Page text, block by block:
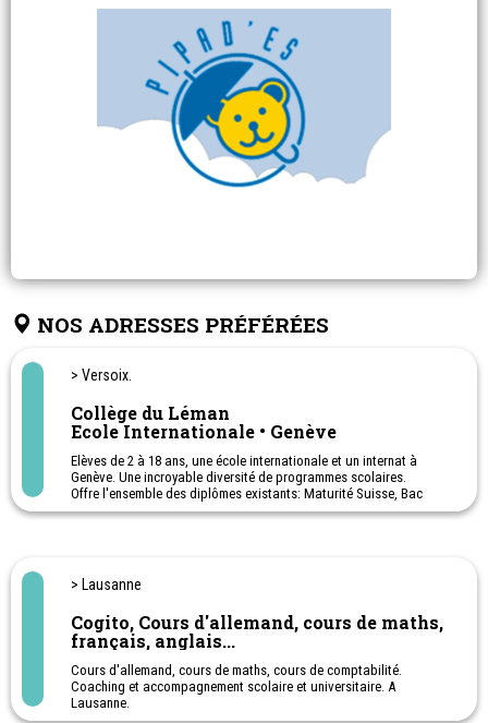
NOS ADRESSES PRÉFÉRÉES
> Versoix.
Collège du Léman
Ecole Internationale • Genève
Elèves de 2 à 18 ans, une école internationale et un internat à
Genève. Une incroyable diversité de programmes scolaires.
Offre l'ensemble des diplômes existants: Maturité Suisse, Bac
français, Bac international et High School Diploma. Plus de 110
été. (Musique, bricolage, peinture, cuisine, jeux olympiques,
chasse au trésor et une excursion en forêt.)
> Lausanne
Cogito, Cours d'allemand, cours de maths,
français, anglais...
Cours d'allemand, cours de maths, cours de comptabilité.
Coaching et accompagnement scolaire et universitaire. A
Lausanne.
Appuis et semaines intensives de révision pendant les vacances.